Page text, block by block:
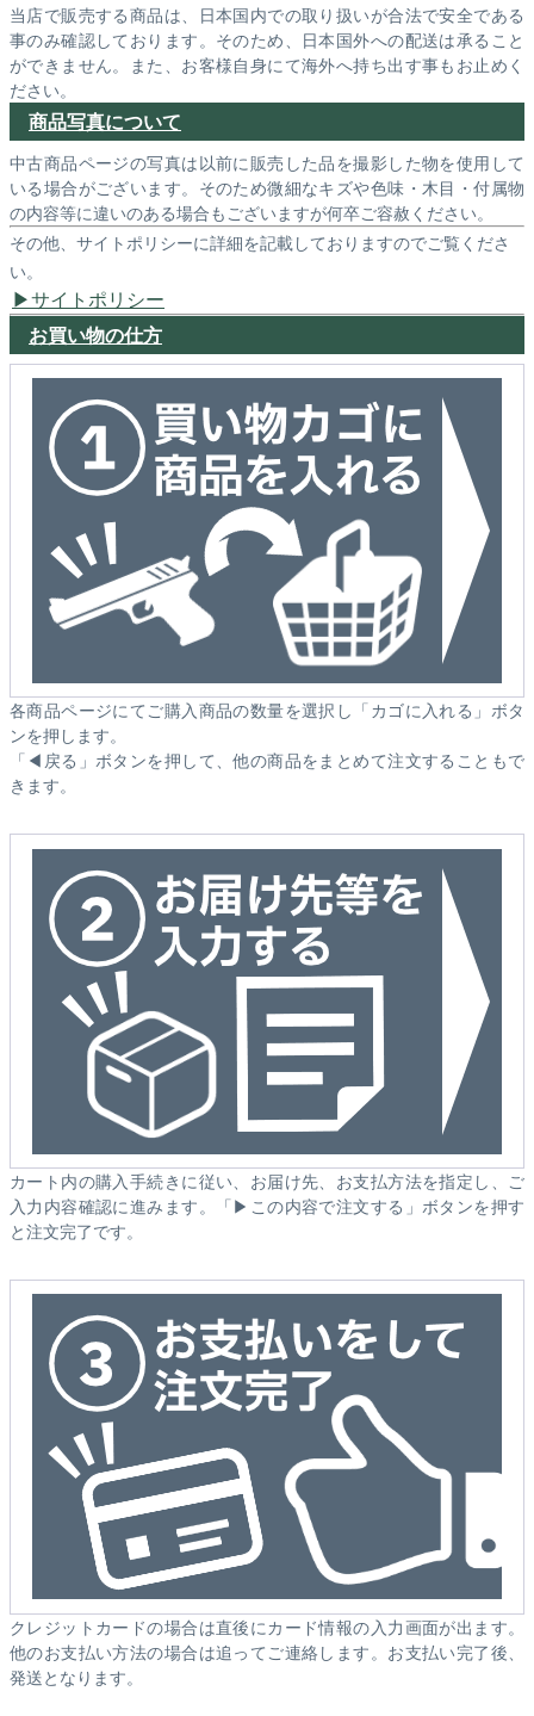
当店で販売する商品は、日本国内での取り扱いが合法で安全である
事のみ確認しております。そのため、日本国外への配送は承ること
ができません。また、お客様自身にて海外へ持ち出す事もお止めく
ださい。
商品写真について
中古商品ページの写真は以前に販売した品を撮影した物を使用して
いる場合がございます。そのため微細なキズや色味・木目・付属物
の内容等に違いのある場合もございますが何卒ご容赦ください。
その他、サイトポリシーに詳細を記載しておりますのでご覧くださ
い。
サイトポリシー
お買い物の仕方
各商品ページにてご購入商品の数量を選択し「カゴに入れる」ボタ
ンを押します。
「◀戻る」ボタンを押して、他の商品をまとめて注文することもで
きます。
カート内の購入手続きに従い、お届け先、お支払方法を指定し、ご
入力内容確認に進みます。「▶この内容で注文する」ボタンを押す
と注文完了です。
クレジットカードの場合は直後にカード情報の入力画面が出ます。
他のお支払い方法の場合は追ってご連絡します。お支払い完了後、
発送となります。